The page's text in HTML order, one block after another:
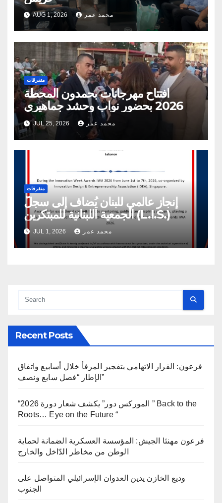
AUG 1, 2026 محمد عمر
متفرقات
افتتاح مهرجانات بحمدون المحطة
2026 بحضور نواب وحشد جماهيري
JUL 25, 2026 محمد عمر
متفرقات
إنجاز عالمي للبنان يُضاف إلى سجلّ
الجمعية اللبنانية للمبتكرين (L.I.S.)
JUL 1, 2026 محمد عمر
Recent Posts
فرعون: القرار الاتهامي بتفجير المرفأ خلال أسابيع واتفاق
الإطار “فصل سابع ونصف”
“الموركس دور” يكشف شعار دورة 2026 ” Back to the
Roots… Eye on the Future “
فرعون مهنئا الجيش: المؤسسة العسكرية الضمانة لحماية
الوطن من مخاطر الدّاخل والخارج
وديع الخازن يدين العدوان الإسرائيلي المتواصل على
الجنوب